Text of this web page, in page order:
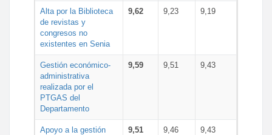
Alta por la Biblioteca
de revistas y
congresos no
existentes en Senia
9,62 9,23 9,19
Gestión económico-
administrativa
realizada por el
PTGAS del
Departamento
9,59 9,51 9,43
Apoyo a la gestión
9,51 9,46 9,43